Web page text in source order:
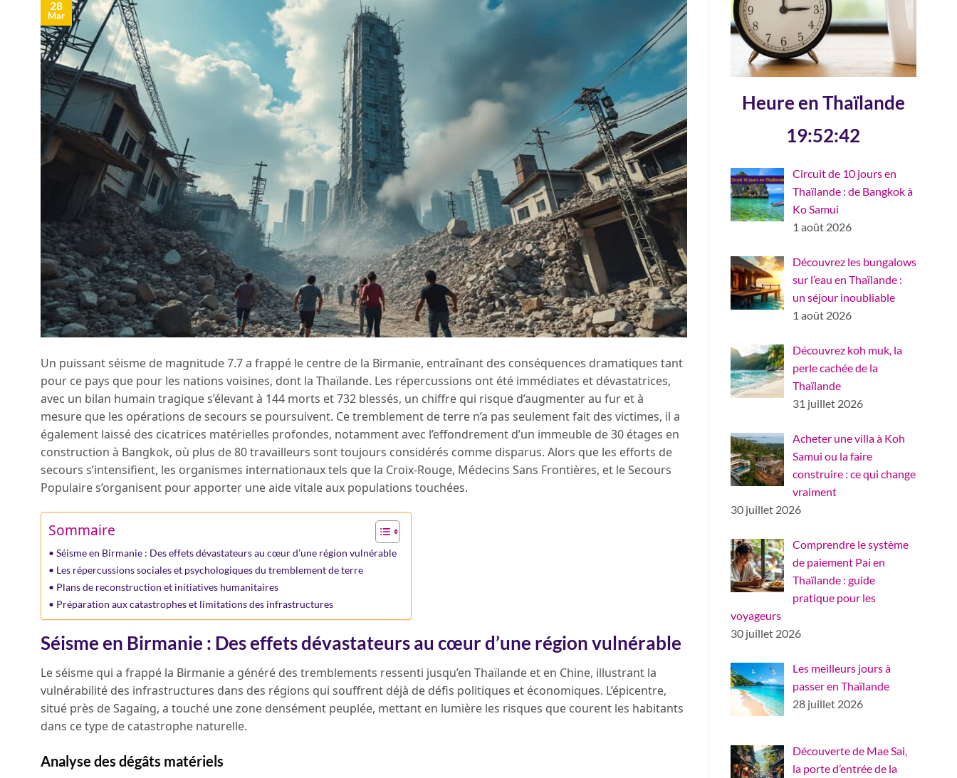
28
Mar
Un puissant séisme de magnitude 7.7 a frappé le centre de la Birmanie, entraînant des conséquences dramatiques tant
pour ce pays que pour les nations voisines, dont la Thaïlande. Les répercussions ont été immédiates et dévastatrices,
avec un bilan humain tragique s’élevant à 144 morts et 732 blessés, un chiffre qui risque d’augmenter au fur et à
mesure que les opérations de secours se poursuivent. Ce tremblement de terre n’a pas seulement fait des victimes, il a
également laissé des cicatrices matérielles profondes, notamment avec l’effondrement d’un immeuble de 30 étages en
construction à Bangkok, où plus de 80 travailleurs sont toujours considérés comme disparus. Alors que les efforts de
secours s’intensifient, les organismes internationaux tels que la Croix-Rouge, Médecins Sans Frontières, et le Secours
Populaire s’organisent pour apporter une aide vitale aux populations touchées.
Sommaire
Séisme en Birmanie : Des effets dévastateurs au cœur d’une région vulnérable
Les répercussions sociales et psychologiques du tremblement de terre
Plans de reconstruction et initiatives humanitaires
Préparation aux catastrophes et limitations des infrastructures
Séisme en Birmanie : Des effets dévastateurs au cœur d’une région vulnérable
Le séisme qui a frappé la Birmanie a généré des tremblements ressenti jusqu’en Thaïlande et en Chine, illustrant la
vulnérabilité des infrastructures dans des régions qui souffrent déjà de défis politiques et économiques. L’épicentre,
situé près de Sagaing, a touché une zone densément peuplée, mettant en lumière les risques que courent les habitants
dans ce type de catastrophe naturelle.
Analyse des dégâts matériels
Heure en Thaïlande
19:52:43
Circuit de 10 jours en
Thaïlande : de Bangkok à
Ko Samui
1 août 2026
Découvrez les bungalows
sur l’eau en Thaïlande :
un séjour inoubliable
1 août 2026
Découvrez koh muk, la
perle cachée de la
Thaïlande
31 juillet 2026
Acheter une villa à Koh
Samui ou la faire
construire : ce qui change
vraiment
30 juillet 2026
Comprendre le système
de paiement Pai en
Thaïlande : guide
pratique pour les
voyageurs
30 juillet 2026
Les meilleurs jours à
passer en Thaïlande
28 juillet 2026
Découverte de Mae Sai,
la porte d’entrée de la